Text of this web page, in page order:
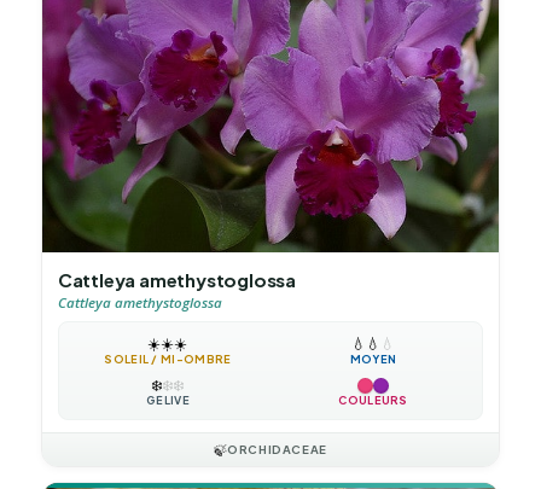
Cattleya amethystoglossa
Cattleya amethystoglossa
☀️☀️☀️
SOLEIL / MI-OMBRE
💧 💧 💧
MOYEN
❄️❄️❄️
GÉLIVE COULEURS
🍃ORCHIDACEAE